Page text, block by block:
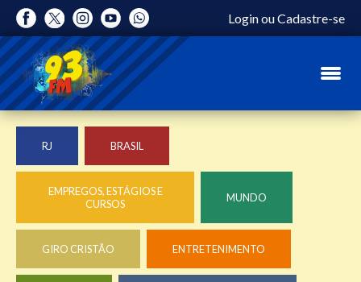
LoginouCadastre-se
RJ BRASIL
EMPREGOS, ESTÁGIOS E
CURSOS
MUNDO
GIRO CRISTÃO ENTRETENIMENTO